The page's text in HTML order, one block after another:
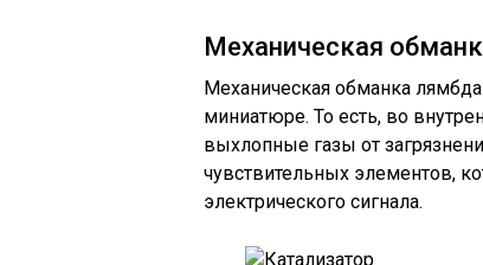
Механическая
Механическая обманка лямбда
миниатюре. То есть, во
выхлопные газы от
чувствительных элементов,
электрического сигнала.